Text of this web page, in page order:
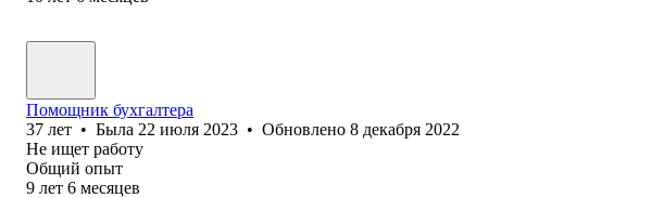
Помощник бухгалтера
37 лет • Была 22 июля 2023 • Обновлено 8 декабря 2022
Не ищет работу
Общий опыт
9 лет 6 месяцев